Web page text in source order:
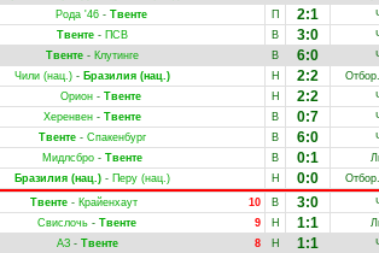
Рода '46- Твенте П 2:1
Твенте - ПСВ В 3:0
Твенте - Клутинге В 6:0
Чили (нац.) - Бразилия (нац.) Н 2:2
Орион - Твенте Н 2:2
Херенвен - Твенте В 0:7
Твенте - Спакенбург В 6:0
Мидлсбро - Твенте В 0:1
Бразилия (нац.) - Перу (нац.) Н 0:0
10
Твенте - Крайенхаут В 3:0
9
Свислочь - Твенте Н 1:1
8
АЗ- Твенте Н 1:1